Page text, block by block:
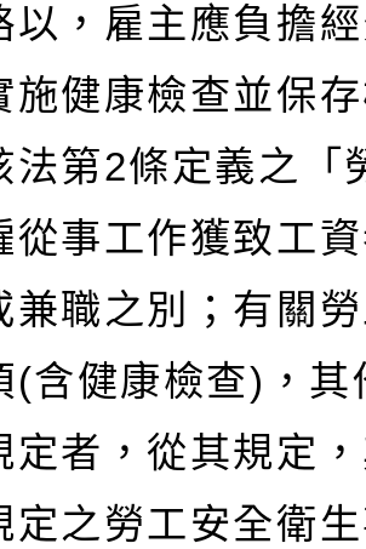
以，雇主應負擔
施健康檢查並保
法第2條定義之「
從事工作獲致工
兼職之別；有關
(含健康檢查)，其
定者，從其規定
定之勞工安全衛